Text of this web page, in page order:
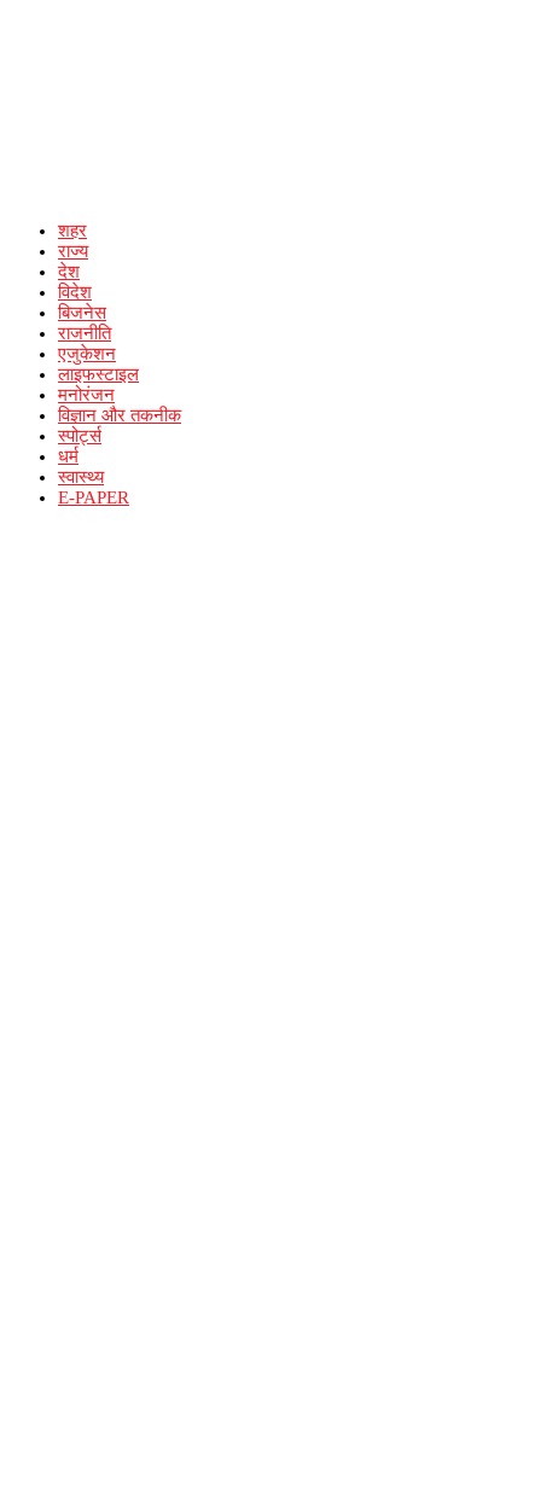
शहर
राज्य
देश
विदेश
बिजनेस
राजनीति
एजुकेशन
लाइफस्टाइल
मनोरंजन
विज्ञान और तकनीक
स्पोर्ट्स
धर्म
स्वास्थ्य
E-PAPER